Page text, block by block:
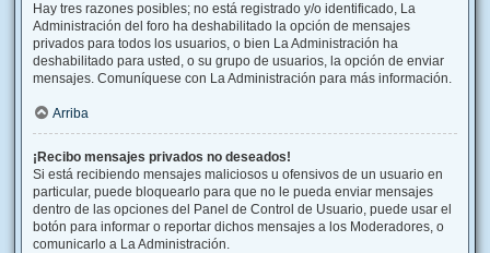
Hay tres razones posibles; no está registrado y/o identificado, La
Administración del foro ha deshabilitado la opción de mensajes
privados para todos los usuarios, o bien La Administración ha
deshabilitado para usted, o su grupo de usuarios, la opción de enviar
mensajes. Comuníquese con La Administración para más información.
Arriba
¡Recibo mensajes privados no deseados!
Si está recibiendo mensajes maliciosos u ofensivos de un usuario en
particular, puede bloquearlo para que no le pueda enviar mensajes
dentro de las opciones del Panel de Control de Usuario, puede usar el
botón para informar o reportar dichos mensajes a los Moderadores, o
comunicarlo a La Administración.